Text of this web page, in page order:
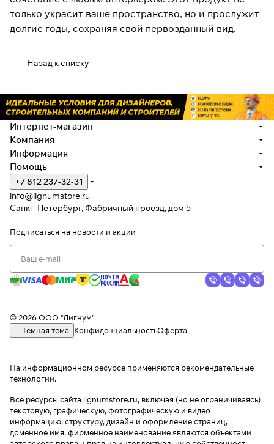
только украсит ваше пространство, но и прослужит
долгие годы, сохраняя свой первозданный вид.
Назад к списку
Интернет-магазин
Компания
Информация
Помощь
+7 812 237-32-31
info@lignumstore.ru
Санкт-Петербург, Фабричный проезд, дом 5
Подписаться на новости и акции
© 2026 ООО "Лигнум"
Темная тема
КонфиденциальностьОферта
На информационном ресурсе применяются рекомендательные
технологии.
Все ресурсы сайта lignumstore.ru, включая (но не ограничиваясь)
текстовую, графическую, фотографическую и видео
информацию, структуру, дизайн и оформление страниц,
доменное имя, фирменное наименование являются объектами